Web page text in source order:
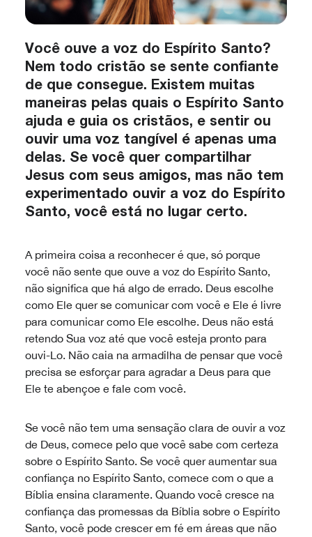
Você ouve a voz do Espírito Santo?
Nem todo cristão se sente confiante
de que consegue. Existem muitas
maneiras pelas quais o Espírito Santo
ajuda e guia os cristãos, e sentir ou
ouvir uma voz tangível é apenas uma
delas. Se você quer compartilhar
Jesus com seus amigos, mas não tem
experimentado ouvir a voz do Espírito
Santo, você está no lugar certo.
A primeira coisa a reconhecer é que, só porque
você não sente que ouve a voz do Espírito Santo,
não significa que há algo de errado. Deus escolhe
como Ele quer se comunicar com você e Ele é livre
para comunicar como Ele escolhe. Deus não está
retendo Sua voz até que você esteja pronto para
ouvi-Lo. Não caia na armadilha de pensar que você
precisa se esforçar para agradar a Deus para que
Ele te abençoe e fale com você.
Se você não tem uma sensação clara de ouvir a voz
de Deus, comece pelo que você sabe com certeza
sobre o Espírito Santo. Se você quer aumentar sua
confiança no Espírito Santo, comece com o que a
Bíblia ensina claramente. Quando você cresce na
confiança das promessas da Bíblia sobre o Espírito
Santo, você pode crescer em fé em áreas que não